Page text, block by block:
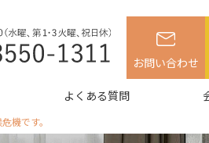
お問い合わせ
よくある質問
機です。